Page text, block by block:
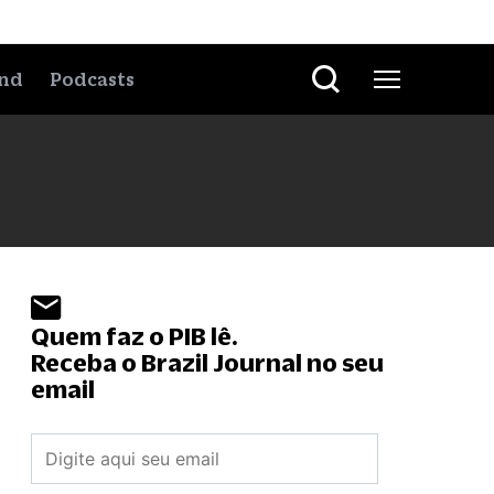
Podcasts
Quem faz o PIB lê.
Receba o Brazil Journal no seu
email